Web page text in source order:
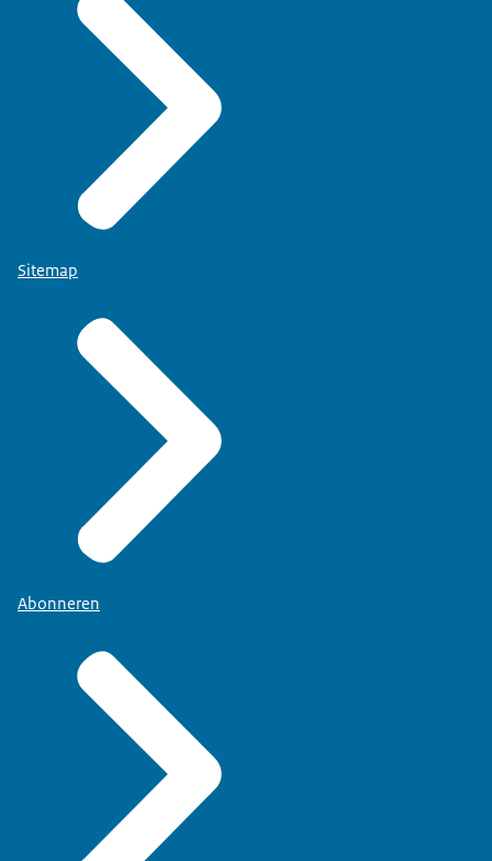
Sitemap
Abonneren